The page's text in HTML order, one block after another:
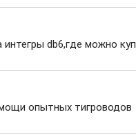
интегры db6,где можно
опытных тигроводов